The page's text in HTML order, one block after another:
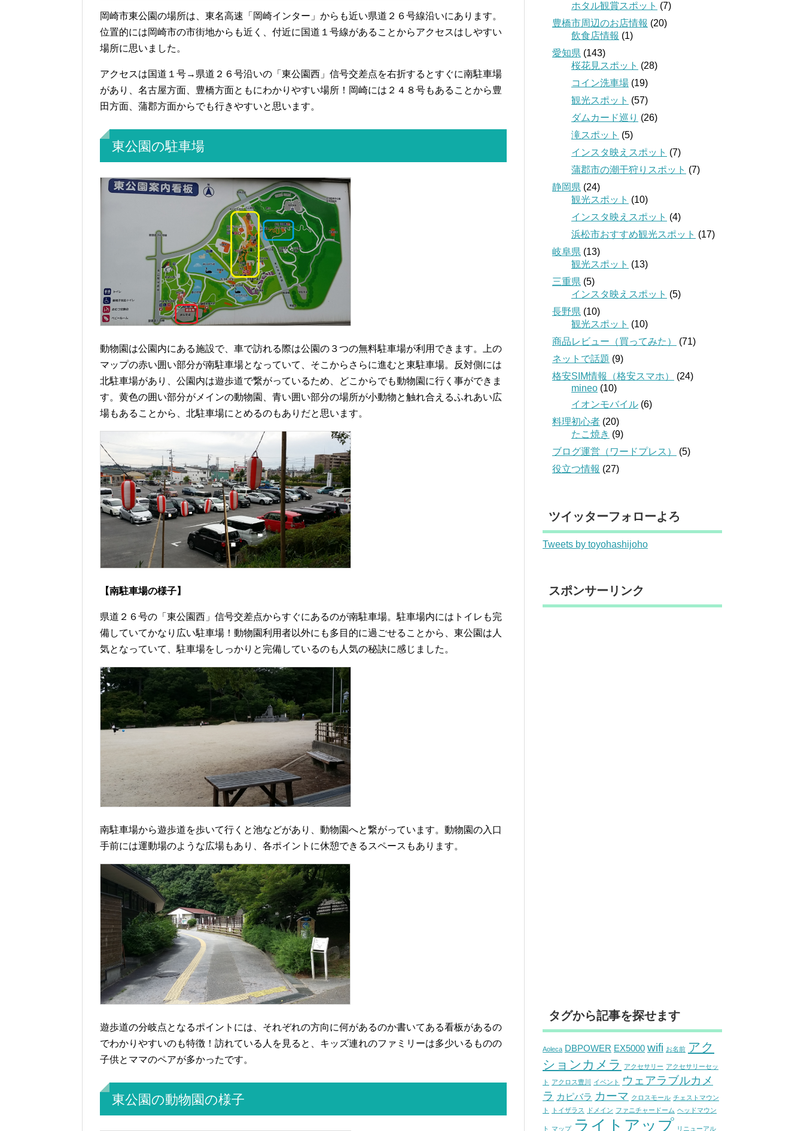
岡崎市東公園の場所は、東名高速「岡崎インター」からも近い県道２６号線沿いにあります。
位置的には岡崎市の市街地からも近く、付近に国道１号線があることからアクセスはしやすい
場所に思いました。
アクセスは国道１号→県道２６号沿いの「東公園西」信号交差点を右折するとすぐに南駐車場
があり、名古屋方面、豊橋方面ともにわかりやすい場所！岡崎には２４８号もあることから豊
田方面、蒲郡方面からでも行きやすいと思います。
東公園の駐車場
動物園は公園内にある施設で、車で訪れる際は公園の３つの無料駐車場が利用できます。上の
マップの赤い囲い部分が南駐車場となっていて、そこからさらに進むと東駐車場。反対側には
北駐車場があり、公園内は遊歩道で繋がっているため、どこからでも動物園に行く事ができま
す。黄色の囲い部分がメインの動物園、青い囲い部分の場所が小動物と触れ合えるふれあい広
場もあることから、北駐車場にとめるのもありだと思います。
【南駐車場の様子】
県道２６号の「東公園西」信号交差点からすぐにあるのが南駐車場。駐車場内にはトイレも完
備していてかなり広い駐車場！動物園利用者以外にも多目的に過ごせることから、東公園は人
気となっていて、駐車場をしっかりと完備しているのも人気の秘訣に感じました。
南駐車場から遊歩道を歩いて行くと池などがあり、動物園へと繋がっています。動物園の入口
手前には運動場のような広場もあり、各ポイントに休憩できるスペースもあります。
遊歩道の分岐点となるポイントには、それぞれの方向に何があるのか書いてある看板があるの
でわかりやすいのも特徴！訪れている人を見ると、キッズ連れのファミリーは多少いるものの
子供とママのペアが多かったです。
東公園の動物園の様子
ホタル観賞スポット (7)
豊橋市周辺のお店情報 (20)
飲食店情報 (1)
愛知県 (143)
桜花見スポット (28)
コイン洗車場 (19)
観光スポット (57)
ダムカード巡り (26)
滝スポット (5)
インスタ映えスポット (7)
蒲郡市の潮干狩りスポット (7)
静岡県 (24)
観光スポット (10)
インスタ映えスポット (4)
浜松市おすすめ観光スポット (17)
岐阜県 (13)
観光スポット (13)
三重県 (5)
インスタ映えスポット (5)
長野県 (10)
観光スポット (10)
商品レビュー（買ってみた）
(71)
ネットで話題 (9)
格安SIM情報（格安スマホ）
(24)
mineo (10)
イオンモバイル (6)
料理初心者 (20)
たこ焼き (9)
ブログ運営（ワードプレス）
(5)
役立つ情報 (27)
ツイッターフォローよろ
Tweets by toyohashijoho
スポンサーリンク
タグから記事を探せます
Aoleca DBPOWER EX5000 wifi お名前 アク
ションカメラ
アクセサリー アクセサリーセッ
ト アクロス豊川 イベント
ウェアラブルカメ
ラ カピバラ カーマ クロスモール チェストマウン
ト
トイザラス ドメイン ファニチャードーム ヘッドマウン
ト マップ ライトアップ リニューアル